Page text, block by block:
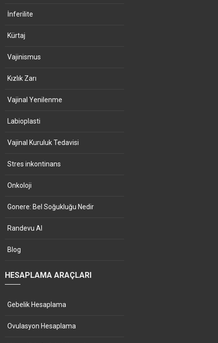
İnferilite
Kürtaj
Vajinismus
Kızlık Zarı
Vajinal Yenilenme
Labioplasti
Vajinal Kuruluk Tedavisi
Stres inkontinans
Onkoloji
Gonere: Bel Soğukluğu Nedir
Randevu Al
Blog
HESAPLAMA ARAÇLARI
Gebelik Hesaplama
Ovulasyon Hesaplama